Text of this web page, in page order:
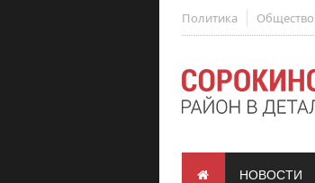
Политика Общество
НОВОСТИ